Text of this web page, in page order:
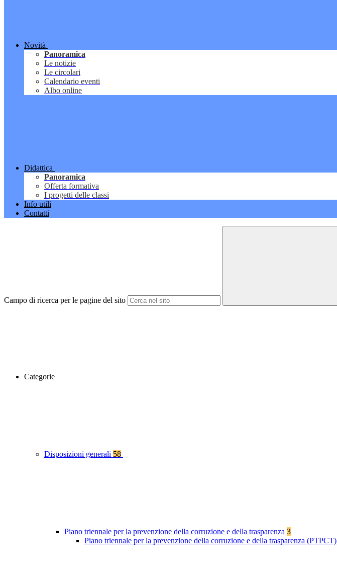
Novità
Panoramica
Le notizie
Le circolari
Calendario eventi
Albo online
Didattica
Panoramica
Offerta formativa
I progetti delle classi
Info utili
Contatti
Campo di ricerca per le pagine del sito
Categorie
Disposizioni generali 58
Piano triennale per la prevenzione della corruzione e della trasparenza 3
Piano triennale per la prevenzione della corruzione e della trasparenza (PTPCT)